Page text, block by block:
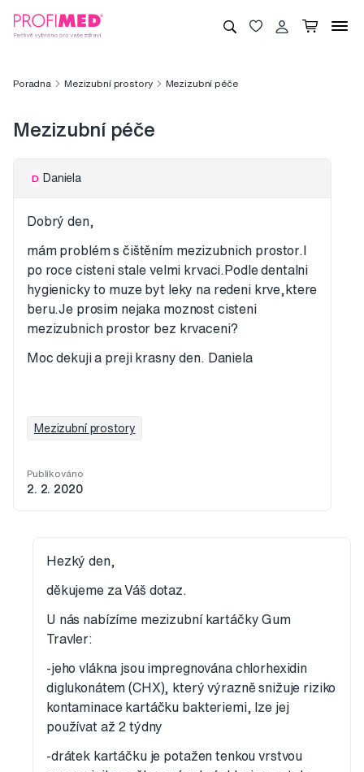
Poradna Mezizubní prostory Mezizubní péče
Mezizubní péče
D Daniela
Dobrý den,
mám problém s čištěním mezizubnich prostor.I
po roce cisteni stale velmi krvaci.Podle dentalni
hygienicky to muze byt leky na redeni krve,ktere
beru.Je prosim nejaka moznost cisteni
mezizubnich prostor bez krvaceni?
Moc dekuji a preji krasny den. Daniela
Mezizubní prostory
Publikováno
2. 2. 2020
Hezký den,
děkujeme za Váš dotaz.
U nás nabízíme mezizubní kartáčky Gum
Travler:
-jeho vlákna jsou impregnována chlorhexidin
diglukonátem (CHX), který výrazně snižuje riziko
kontaminace kartáčku bakteriemi, lze jej
používat až 2 týdny
-drátek kartáčku je potažen tenkou vrstvou